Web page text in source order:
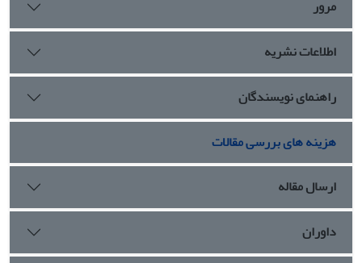
مرور
اطلاعات نشریه
راهنمای نویسندگان
هزینه های بررسی مقالات
ارسال مقاله
داوران